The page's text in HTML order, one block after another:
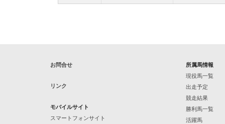
お問合せ
リンク
モバイルサイト
スマートフォンサイト
所属馬情報
現役馬一覧
出走予定
競走結果
勝利馬一覧
活躍馬